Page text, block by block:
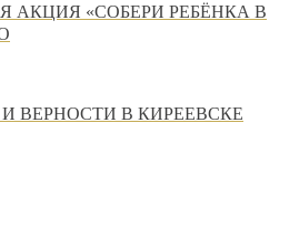
АКЦИЯ «СОБЕРИ РЕБЁНКА В
ВЕРНОСТИ В КИРЕЕВСКЕ